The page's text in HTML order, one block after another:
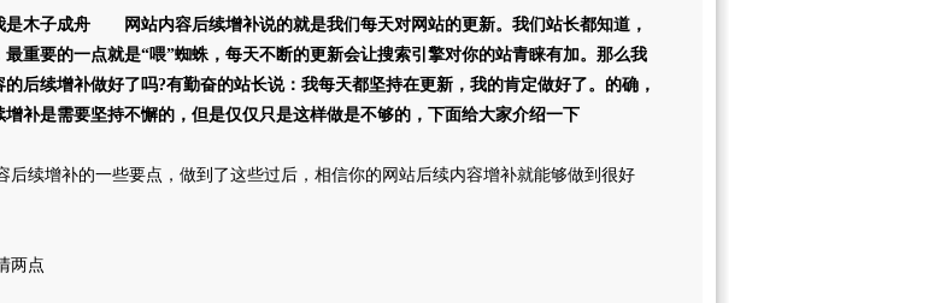
木子成舟 网站内容后续增补说的就是我们每天对网站的更新。我们站长都知道，
最重要的一点就是“喂”蜘蛛，每天不断的更新会让搜索引擎对你的站青睐有加。那么我
的后续增补做好了吗?有勤奋的站长说：我每天都坚持在更新，我的肯定做好了。的确，
增补是需要坚持不懈的，但是仅仅只是这样做是不够的，下面给大家介绍一下
增补的一些要点，做到了这些过后，相信你的网站后续内容增补就能够做到很好
点